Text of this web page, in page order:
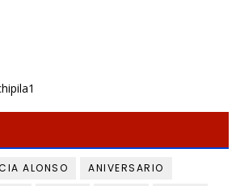
ALONSO
ANIVERSARIO